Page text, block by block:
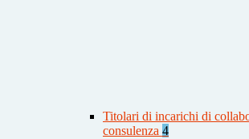
Titolari di incarichi di
consulenza 4